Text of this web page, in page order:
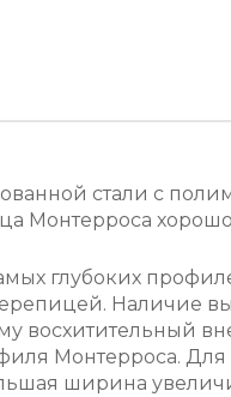
стали с
Монтерроса
глубоких
Наличие
восхитительный
Монтерроса.
ширина